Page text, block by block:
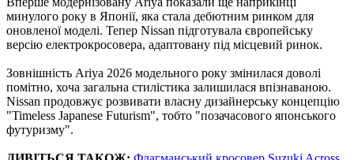
минулого року в Японії, яка стала дебютним ринком для
оновленої моделі. Тепер Nissan підготувала європейську
версію електрокросовера, адаптовану під місцевий ринок.
Зовнішність Ariya 2026 модельного року змінилася доволі
помітно, хоча загальна стилістика залишилася впізнаваною.
Nissan продовжує розвивати власну дизайнерську концепцію
"Timeless Japanese Futurism", тобто "позачасового японського
футуризму".